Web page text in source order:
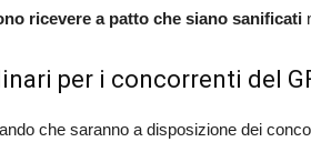
ricevere a patto che siano sanificati
per i concorrenti del
che saranno a disposizione dei